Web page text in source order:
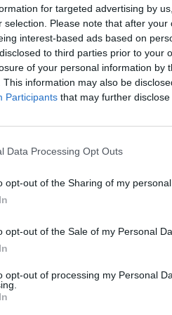
for targeted advertising by
selection. Please note that after
interest-based ads based on
to third parties prior to your
of your personal information by
This information may also be
Participants that may further
Data Processing Opt Outs
opt-out of the Sharing of my personal
opt-out of the Sale of my Personal
opt-out of processing my Personal
Alessandrino e di Coldiretti,
della tonda gentile del
ci saranno le aziende
– affermano il presidente e il
– Un appuntamento
comprare cibi di qualità e di
più numerose sia in piazzetta